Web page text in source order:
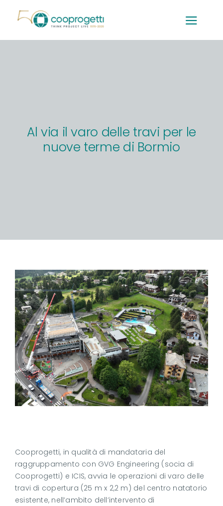
contenuto
Al via il varo delle travi per le
nuove terme di Bormio
Cooprogetti, in qualità di mandataria del
raggruppamento con GVG Engineering (socia di
Cooprogetti) e ICIS, avvia le operazioni di varo delle
travi di copertura (25 m x 2,2 m) del centro natatorio
esistente, nell’ambito dell’intervento di